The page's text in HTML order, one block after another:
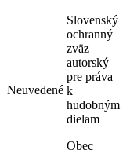
Neuvedené
Slovenský
ochranný
zväz
autorský
pre práva
k
hudobným
dielam
Obec